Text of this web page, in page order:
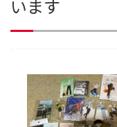
います